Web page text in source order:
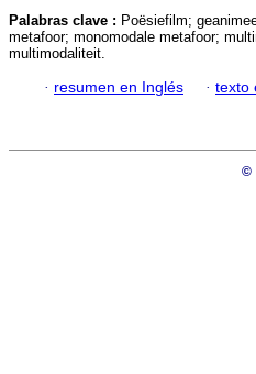
Palabras clave : Poësiefilm;
metafoor; monomodale metafoor;
multimodaliteit.
· resumen en Inglés · texto
©